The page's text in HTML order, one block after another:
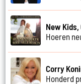
New Kids,
Hoeren
Corry
Honderd